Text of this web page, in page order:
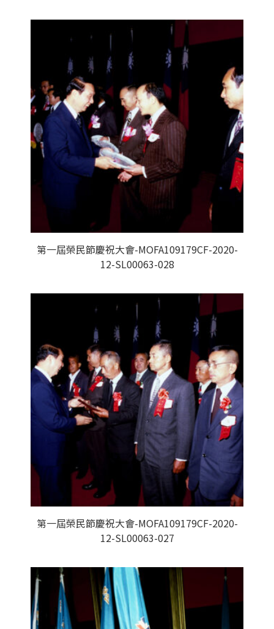
第一屆榮民節慶祝大會-MOFA109179CF-2020-
12-SL00063-028
第一屆榮民節慶祝大會-MOFA109179CF-2020-
12-SL00063-027